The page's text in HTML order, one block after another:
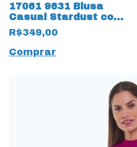
17061 9631 Blusa
Casual Stardust com
vernura na frente
Verde
R$349,00
Comprar